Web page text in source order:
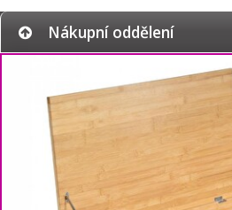
Nákupní oddělení